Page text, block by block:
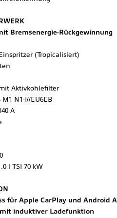
Bremsenergie-Rückgewinnung
(Tropicalisiert)
Aktivkohlefilter
N1-I//EU6EB
A
l TSI 70 kW
für Apple CarPlay und Android
induktiver Ladefunktion